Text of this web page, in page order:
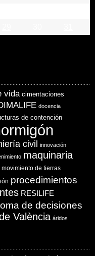
vida cimentaciones
docencia
de contención
civil innovación
maquinaria
movimiento de tierras
procedimientos
RESILIFE
de decisiones
València áridos